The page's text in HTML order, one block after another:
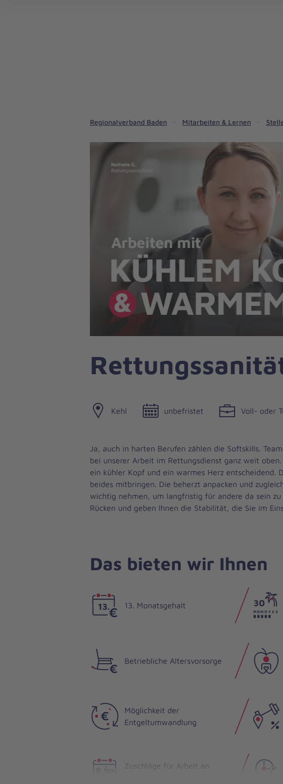
Regionalverband Baden Mitarbeiten & Lernen
Kehl unbefristet Voll- oder
Ja, auch in harten Berufen zählen die Softskills.
bei unserer Arbeit im Rettungsdienst ganz weit
ein kühler Kopf und ein warmes Herz entscheidend.
beides mitbringen. Die beherzt anpacken und
wichtig nehmen, um langfristig für andere da sein
Rücken und geben Ihnen die Stabilität, die Sie im
Das bieten wir Ihnen
13. Monatsgehalt
Betriebliche Altersvorsorge
Möglichkeit der
Entgeltumwandlung
Zuschläge für Arbeit an